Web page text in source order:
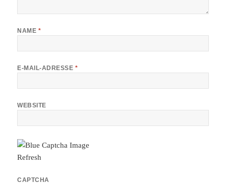
NAME *
E-MAIL-ADRESSE *
WEBSITE
Refresh
CAPTCHA